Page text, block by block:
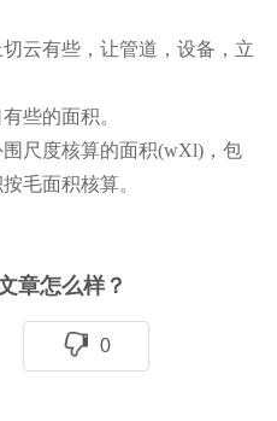
有些，让管道，设备，立
些的面积。
尺度核算的面积(wXl)，包
毛面积核算。
章怎么样？
0